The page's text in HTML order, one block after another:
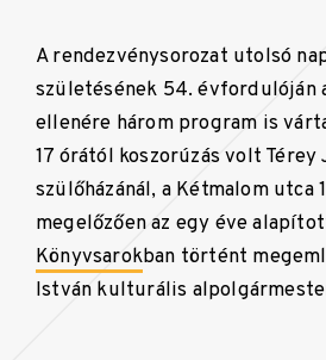
A rendezvénysorozat utolsó
születésének 54. évfordulóján
ellenére három program is
17 órától koszorúzás volt Térey
szülőházánál, a Kétmalom utca
megelőzően az egy éve
Könyvsarokban történt
István kulturális